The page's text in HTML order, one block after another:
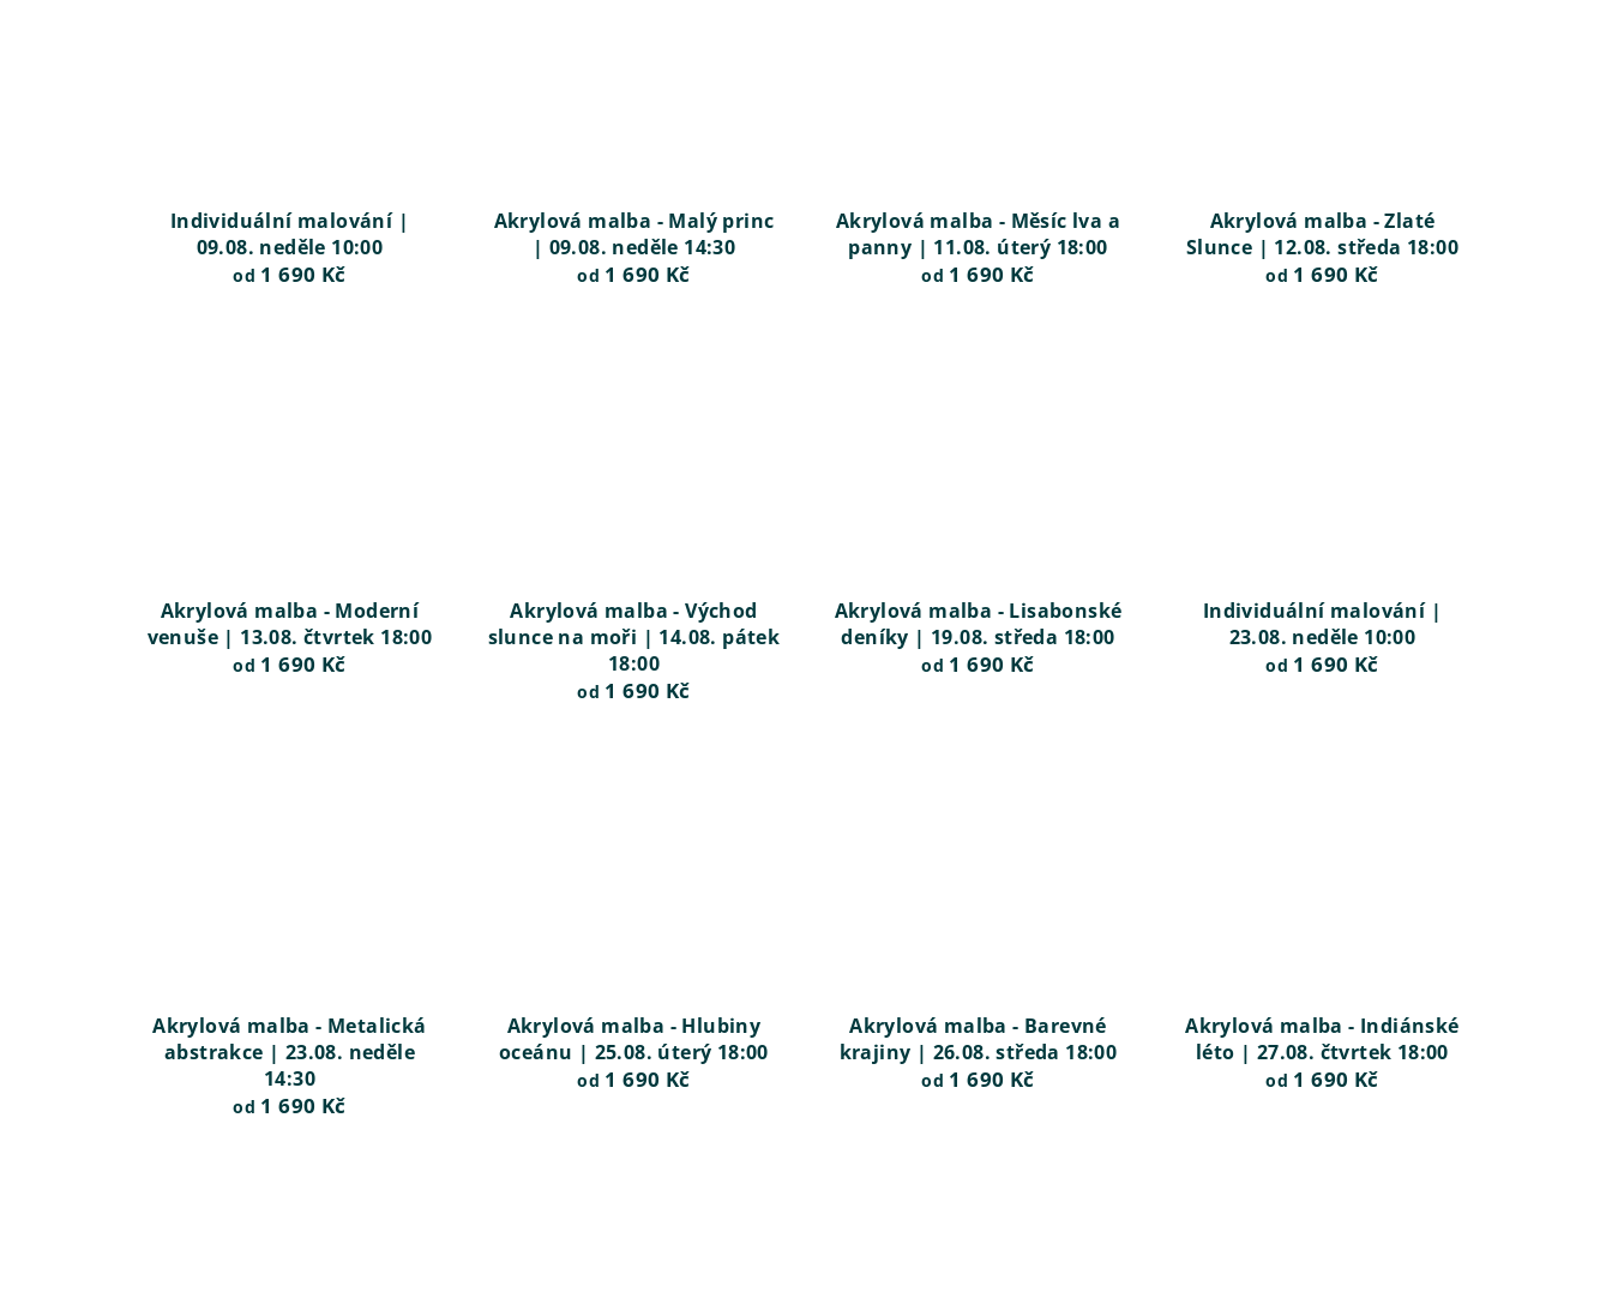
Individuální malování |
09.08. neděle 10:00
od 1 690 Kč
Akrylová malba - Malý princ
| 09.08. neděle 14:30
od 1 690 Kč
Akrylová malba - Měsíc lva a
panny | 11.08. úterý 18:00
od 1 690 Kč
Akrylová malba - Zlaté
Slunce | 12.08. středa 18:00
od 1 690 Kč
Akrylová malba - Moderní
venuše | 13.08. čtvrtek 18:00
od 1 690 Kč
Akrylová malba - Východ
slunce na moři | 14.08. pátek
18:00
od 1 690 Kč
Akrylová malba - Lisabonské
deníky | 19.08. středa 18:00
od 1 690 Kč
Individuální malování |
23.08. neděle 10:00
od 1 690 Kč
Akrylová malba - Metalická
abstrakce | 23.08. neděle
14:30
od 1 690 Kč
Akrylová malba - Hlubiny
oceánu | 25.08. úterý 18:00
od 1 690 Kč
Akrylová malba - Barevné
krajiny | 26.08. středa 18:00
od 1 690 Kč
Akrylová malba - Indiánské
léto | 27.08. čtvrtek 18:00
od 1 690 Kč